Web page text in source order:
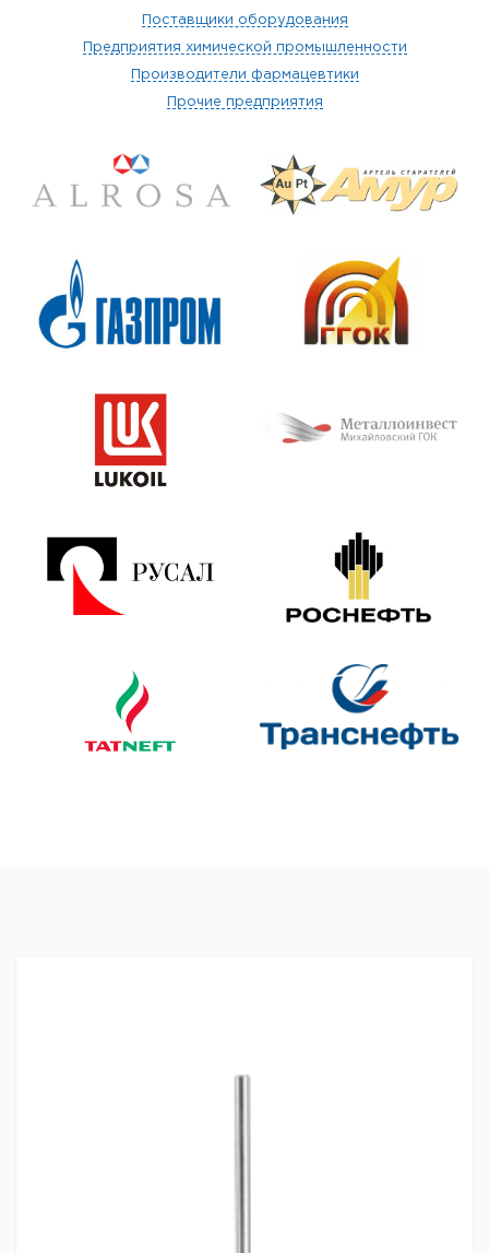
Поставщики оборудования
Предприятия химической промышленности
Производители фармацевтики
Прочие предприятия